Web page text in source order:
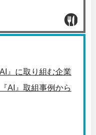
』に取り組む企業
AI』取組事例から